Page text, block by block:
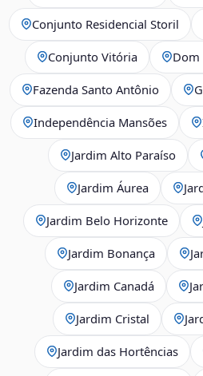
Conjunto Residencial Storil
Conjunto Vitória Dom
Fazenda Santo Antônio
Independência Mansões
Jardim Alto Paraíso
Jardim Áurea
Jardim Belo Horizonte
Jardim Bonança
Jardim Canadá
Jardim Cristal
Jardim das Hortências